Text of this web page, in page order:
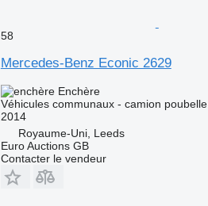
58
Mercedes-Benz Econic 2629
Enchère
Véhicules communaux - camion poubelle
2014
Royaume-Uni, Leeds
Euro Auctions GB
Contacter le vendeur